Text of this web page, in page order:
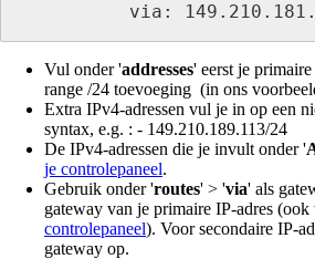
via:
Vul onder 'addresses' eerst je
range /24 toevoeging (in ons
Extra IPv4-adressen vul je in op een
syntax, e.g. : - 149.210.189.113/24
De IPv4-adressen die je invult onder '
je controlepaneel.
Gebruik onder 'routes' > 'via' als
gateway van je primaire IP-adres (ook
controlepaneel). Voor secondaire IP-
gateway op.